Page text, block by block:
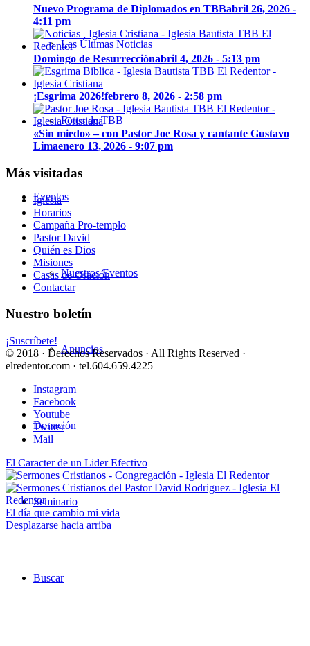
Las Últimas Noticias
Fotos de TBB
Eventos
Nuestros Eventos
Anuncios
Donación
Seminario
Buscar
Nuevo Programa de Diplomados en TBBabril 26, 2026 -
4:11 pm
Domingo de Resurrecciónabril 4, 2026 - 5:13 pm
¡Esgrima 2026!febrero 8, 2026 - 2:58 pm
«Sin miedo» – con Pastor Joe Rosa y cantante Gustavo
Limaenero 13, 2026 - 9:07 pm
Más visitadas
Iglesia
Horarios
Campaña Pro-templo
Pastor David
Quién es Dios
Misiones
Casas de Oración
Contactar
Nuestro boletín
¡Suscríbete!
© 2018 · Derechos Reservados · All Rights Reserved ·
elredentor.com · tel.604.659.4225
Instagram
Facebook
Youtube
Twitter
Mail
El Caracter de un Lider Efectivo
El día que cambio mi vida
Desplazarse hacia arriba